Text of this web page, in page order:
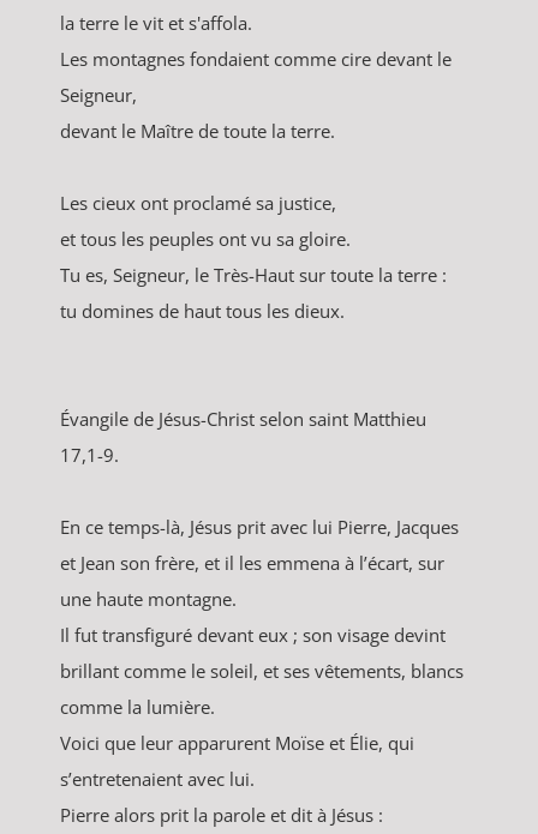
la terre le vit et s'affola.
Les montagnes fondaient comme cire devant le
Seigneur,
devant le Maître de toute la terre.
Les cieux ont proclamé sa justice,
et tous les peuples ont vu sa gloire.
Tu es, Seigneur, le Très-Haut sur toute la terre :
tu domines de haut tous les dieux.
Évangile de Jésus-Christ selon saint Matthieu
17,1-9.
En ce temps-là, Jésus prit avec lui Pierre, Jacques
et Jean son frère, et il les emmena à l’écart, sur
une haute montagne.
Il fut transfiguré devant eux ; son visage devint
brillant comme le soleil, et ses vêtements, blancs
comme la lumière.
Voici que leur apparurent Moïse et Élie, qui
s’entretenaient avec lui.
Pierre alors prit la parole et dit à Jésus :